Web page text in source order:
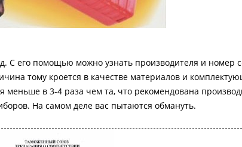
С его помощью можно узнать производителя и номер
тому кроется в качестве материалов и
меньше в 3-4 раза чем та, что рекомендована
На самом деле вас пытаются обмануть.